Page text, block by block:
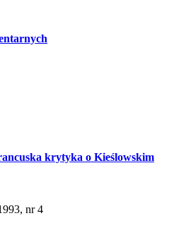
krytyka o Kieślowskim
nr 4